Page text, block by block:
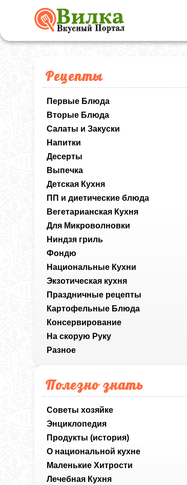
Рецепты
Первые Блюда
Вторые Блюда
Салаты и Закуски
Напитки
Десерты
Выпечка
Детская Кухня
ПП и диетические блюда
Вегетарианская Кухня
Для Микроволновки
Ниндзя гриль
Фондю
Национальные Кухни
Экзотическая кухня
Праздничные рецепты
Картофельные Блюда
Консервирование
На скорую Руку
Разное
Полезно знать
Советы хозяйке
Энциклопедия
Продукты (история)
О национальной кухне
Маленькие Хитрости
Лечебная Кухня